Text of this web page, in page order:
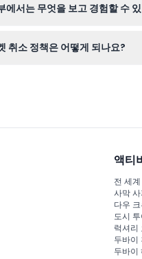
에서는 무엇을 보고 경험할 수
정을 선사합니다.
취소 정책은 어떻게 되나요?
액티
전 세
사막
다우
도시
럭셔리
두바이
두바이